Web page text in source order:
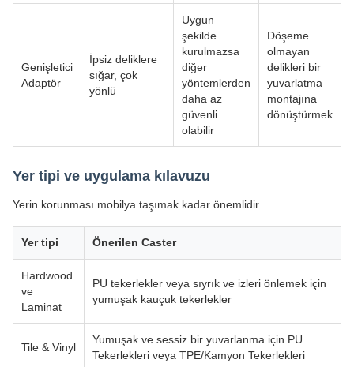
Genişletici
Adaptör
İpsiz deliklere
sığar, çok
yönlü
Uygun
şekilde
kurulmazsa
diğer
yöntemlerden
daha az
güvenli
olabilir
Döşeme
olmayan
delikleri bir
yuvarlatma
montajına
dönüştürmek
Yer tipi ve uygulama kılavuzu
Yerin korunması mobilya taşımak kadar önemlidir.
Yer tipi Önerilen Caster
Hardwood
ve
Laminat
PU tekerlekler veya sıyrık ve izleri önlemek için
yumuşak kauçuk tekerlekler
Tile & Vinyl
Yumuşak ve sessiz bir yuvarlanma için PU
Tekerlekleri veya TPE/Kamyon Tekerlekleri